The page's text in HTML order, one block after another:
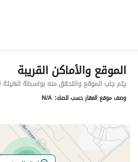
رقم المبنى
3845
الرقم الاضافي
خط العرض
خط الطول
الموقع والأماكن القريبة
يتم جلب الموقع والتحقق منه بواسطة الهيئة
وصف موقع العقار حسب الصك: N/A